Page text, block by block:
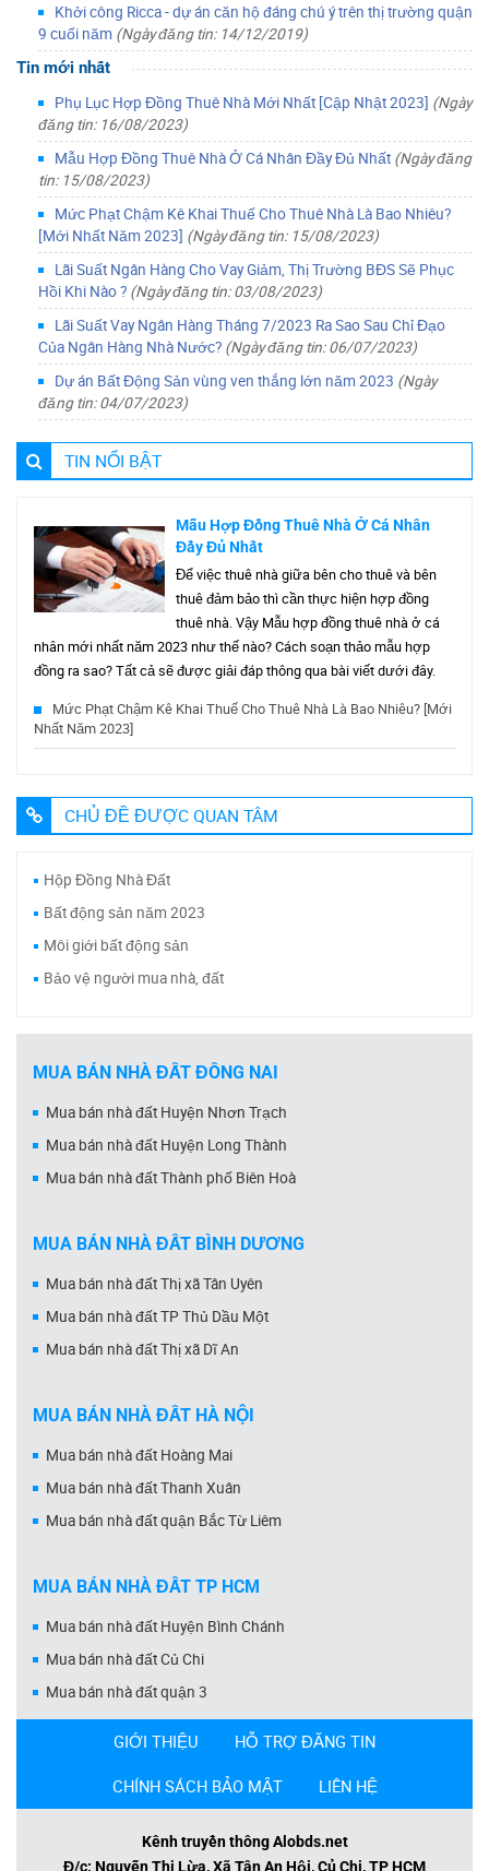
Khởi công Ricca - dự án căn hộ đáng chú ý trên thị trường quận
9 cuối năm (Ngày đăng tin: 14/12/2019)
Tin mới nhất
Phụ Lục Hợp Đồng Thuê Nhà Mới Nhất [Cập Nhật 2023] (Ngày
đăng tin: 16/08/2023)
Mẫu Hợp Đồng Thuê Nhà Ở Cá Nhân Đầy Đủ Nhất (Ngày đăng
tin: 15/08/2023)
Mức Phạt Chậm Kê Khai Thuế Cho Thuê Nhà Là Bao Nhiêu?
[Mới Nhất Năm 2023] (Ngày đăng tin: 15/08/2023)
Lãi Suất Ngân Hàng Cho Vay Giảm, Thị Trường BĐS Sẽ Phục
Hồi Khi Nào ? (Ngày đăng tin: 03/08/2023)
Lãi Suất Vay Ngân Hàng Tháng 7/2023 Ra Sao Sau Chỉ Đạo
Của Ngân Hàng Nhà Nước? (Ngày đăng tin: 06/07/2023)
Dự án Bất Động Sản vùng ven thắng lớn năm 2023 (Ngày
đăng tin: 04/07/2023)
TIN NỔI BẬT
Mẫu Hợp Đồng Thuê Nhà Ở Cá Nhân
Đầy Đủ Nhất
Để việc thuê nhà giữa bên cho thuê và bên
thuê đảm bảo thì cần thực hiện hợp đồng
thuê nhà. Vậy Mẫu hợp đồng thuê nhà ở cá
nhân mới nhất năm 2023 như thế nào? Cách soạn thảo mẫu hợp
đồng ra sao? Tất cả sẽ được giải đáp thông qua bài viết dưới đây.
Mức Phạt Chậm Kê Khai Thuế Cho Thuê Nhà Là Bao Nhiêu? [Mới
Nhất Năm 2023]
CHỦ ĐỀ ĐƯỢC QUAN TÂM
Hộp Đồng Nhà Đất
Bất động sản năm 2023
Môi giới bất động sản
Bảo vệ người mua nhà, đất
MUA BÁN NHÀ ĐẤT ĐỒNG NAI
Mua bán nhà đất Huyện Nhơn Trạch
Mua bán nhà đất Huyện Long Thành
Mua bán nhà đất Thành phố Biên Hoà
MUA BÁN NHÀ ĐẤT BÌNH DƯƠNG
Mua bán nhà đất Thị xã Tân Uyên
Mua bán nhà đất TP Thủ Dầu Một
Mua bán nhà đất Thị xã Dĩ An
MUA BÁN NHÀ ĐẤT HÀ NỘI
Mua bán nhà đất Hoàng Mai
Mua bán nhà đất Thanh Xuân
Mua bán nhà đất quận Bắc Từ Liêm
MUA BÁN NHÀ ĐẤT TP HCM
Mua bán nhà đất Huyện Bình Chánh
Mua bán nhà đất Củ Chi
Mua bán nhà đất quận 3
GIỚI THIỆU HỖ TRỢ ĐĂNG TIN
CHÍNH SÁCH BẢO MẬT LIÊN HỆ
Kênh truyền thông Alobds.net
Đ/c: Nguyễn Thị Lừa, Xã Tân An Hội, Củ Chi, TP HCM